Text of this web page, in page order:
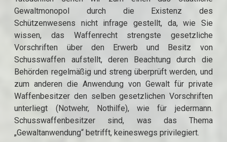
Gewaltmonopol durch die Existenz des
Schützenwesens nicht infrage gestellt, da, wie Sie
wissen, das Waffenrecht strengste gesetzliche
Vorschriften über den Erwerb und Besitz von
Schusswaffen aufstellt, deren Beachtung durch die
Behörden regelmäßig und streng überprüft werden, und
zum anderen die Anwendung von Gewalt für private
Waffenbesitzer den selben gesetzlichen Vorschriften
unterliegt (Notwehr, Nothilfe), wie für jedermann.
Schusswaffenbesitzer sind, was das Thema
„Gewaltanwendung“ betrifft, keineswegs privilegiert.